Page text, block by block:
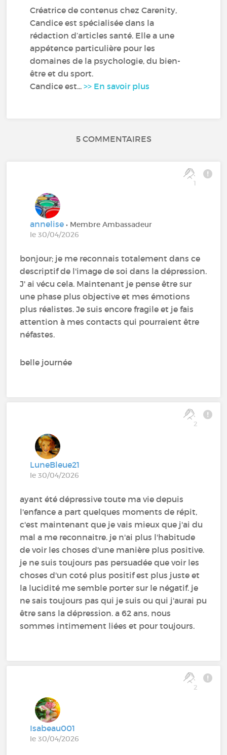
Créatrice de contenus chez Carenity,
Candice est spécialisée dans la
rédaction d’articles santé. Elle a une
appétence particulière pour les
domaines de la psychologie, du bien-
être et du sport.
Candice est...>> En savoir plus
5 COMMENTAIRES
1
annelise• Membre Ambassadeur
le 30/04/2026
bonjour; je me reconnais totalement dans ce
descriptif de l'image de soi dans la dépression.
J' ai vécu cela. Maintenant je pense être sur
une phase plus objective et mes émotions
plus réalistes. Je suis encore fragile et je fais
attention à mes contacts qui pourraient être
néfastes.
belle journée
2
LuneBleue21
le 30/04/2026
ayant été dépressive toute ma vie depuis
l'enfance a part quelques moments de répit,
c'est maintenant que je vais mieux que j'ai du
mal a me reconnaitre. je n'ai plus l'habitude
de voir les choses d'une manière plus positive.
je ne suis toujours pas persuadée que voir les
choses d'un coté plus positif est plus juste et
la lucidité me semble porter sur le négatif. je
ne sais toujours pas qui je suis ou qui j'aurai pu
être sans la dépression. a 62 ans, nous
sommes intimement liées et pour toujours.
2
Isabeau001
le 30/04/2026